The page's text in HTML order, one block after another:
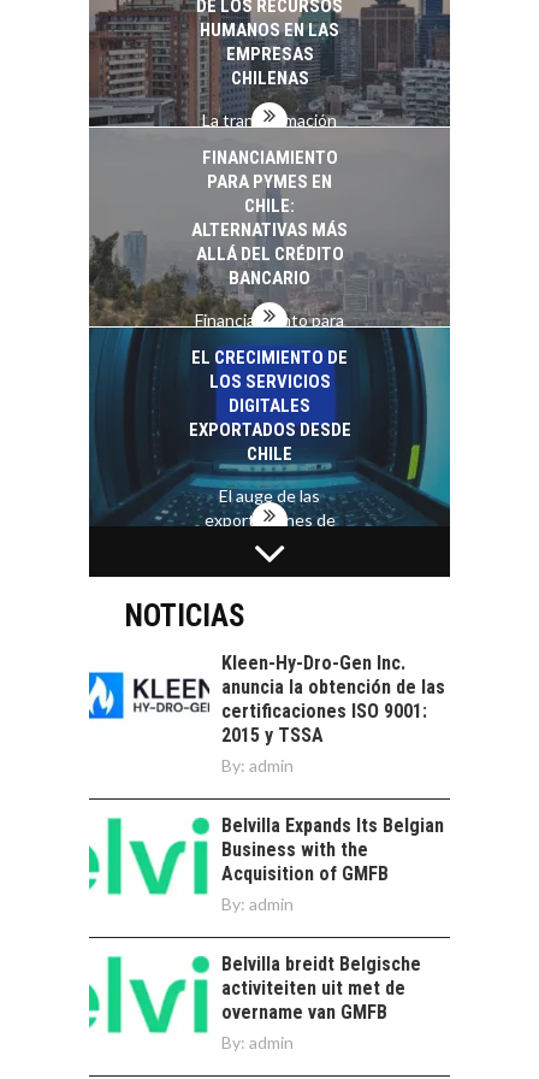
DE LOS RECURSOS
HUMANOS EN LAS
EMPRESAS
CHILENAS
La transformación
recursos humanos en
las empresas…
FINANCIAMIENTO
PARA PYMES EN
CHILE:
ALTERNATIVAS MÁS
ALLÁ DEL CRÉDITO
BANCARIO
Financiamiento para
pymes en Chile:
alternativas que
trascienden el
crédito…
EL CRECIMIENTO DE
LOS SERVICIOS
DIGITALES
EXPORTADOS DESDE
CHILE
El auge de las
exportaciones de
servicios digitales en
Chile:…
TURISMO EN EL
DESIERTO DE
ATACAMA:
OPORTUNIDADES
PARA EL
DESARROLLO LOCAL
El Desierto de
Atacama: Motor
Estratégico para el
LA INDUSTRIA
FRENTE AL DESAFÍO
DE LA
SOSTENIBILIDAD
Minería chilena: un
el reto ineludible de…
CHILE COMO HUB
TECNOLÓGICO DE
AMÉRICA LATINA:
AVANCES Y DESAFÍOS
Chile como hub
NOTICIAS
Kleen-Hy-Dro-Gen Inc.
anuncia la obtención de las
certificaciones ISO 9001:
2015 y TSSA
By: admin
Belvilla Expands Its Belgian
Business with the
Acquisition of GMFB
By: admin
Belvilla breidt Belgische
activiteiten uit met de
overname van GMFB
By: admin